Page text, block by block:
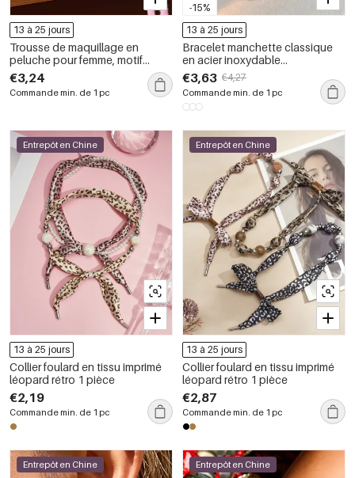
13 à 25 jours
Trousse de maquillage en
peluche pour femme, motif
léopard rétro romantique, 1
pièce
€3,24
Commande min. de 1 pc
-15%
13 à 25 jours
Bracelet manchette classique
en acier inoxydable
imperméable avec foulard en
soie (1 pièce).
€3,63 €4,27
Commande min. de 1 pc
Entrepôt en Chine
13 à 25 jours
Collier foulard en tissu imprimé
léopard rétro 1 pièce
€2,19
Commande min. de 1 pc
Entrepôt en Chine
13 à 25 jours
Collier foulard en tissu imprimé
léopard rétro 1 pièce
€2,87
Commande min. de 1 pc
Entrepôt en Chine Entrepôt en Chine